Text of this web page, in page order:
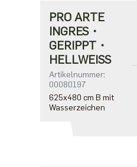
PRO ARTE
INGRES・
GERIPPT・
HELLWEISS
Artikelnummer:
00080197
625x480 cm B mit
Wasserzeichen